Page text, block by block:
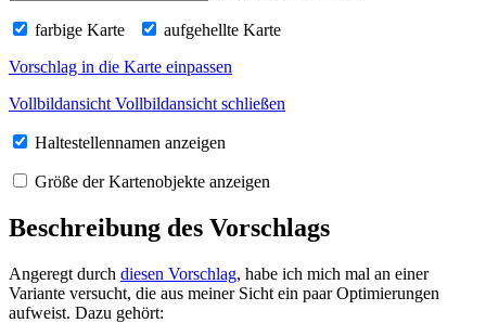
farbige Karte
aufgehellte Karte
Vorschlag in die Karte einpassen
Vollbildansicht Vollbildansicht schließen
Haltestellennamen anzeigen
Größe der Kartenobjekte anzeigen
Beschreibung des Vorschlags
Angeregt durch diesen Vorschlag, habe ich mich mal an einer
Variante versucht, die aus meiner Sicht ein paar Optimierungen
aufweist. Dazu gehört: